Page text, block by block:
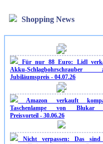
Shopping News
Für nur 88 Euro: Lidl
Akku-Schlagbohrschrauber
Jubiläumspreis - 04.07.26
Amazon verkauft
Taschenlampe von Blukar
Preisvorteil - 30.06.26
Nicht verpassen: Das